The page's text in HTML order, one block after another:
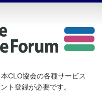
CLO協会の各種サービス
ト登録が必要です。